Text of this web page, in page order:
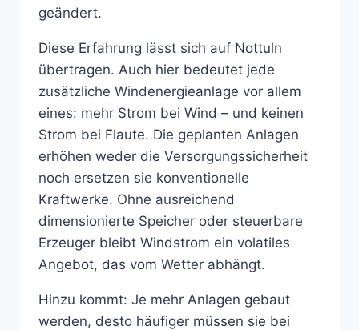
geändert.
Diese Erfahrung lässt sich auf Nottuln
übertragen. Auch hier bedeutet jede
zusätzliche Windenergieanlage vor allem
eines: mehr Strom bei Wind – und keinen
Strom bei Flaute. Die geplanten Anlagen
erhöhen weder die Versorgungssicherheit
noch ersetzen sie konventionelle
Kraftwerke. Ohne ausreichend
dimensionierte Speicher oder steuerbare
Erzeuger bleibt Windstrom ein volatiles
Angebot, das vom Wetter abhängt.
Hinzu kommt: Je mehr Anlagen gebaut
werden, desto häufiger müssen sie bei